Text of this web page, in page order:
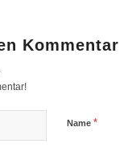
Kommentar
Name *